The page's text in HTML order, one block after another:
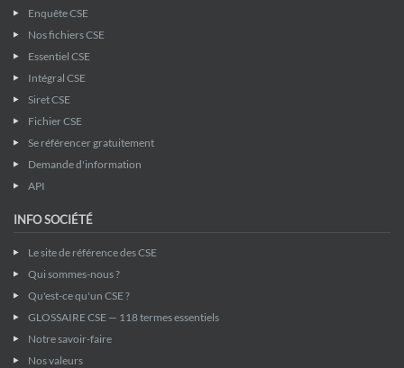
Enquête CSE
Nos fichiers CSE
Essentiel CSE
Intégral CSE
Siret CSE
Fichier CSE
Se référencer gratuitement
Demande d'information
API
INFO SOCIÉTÉ
Le site de référence des CSE
Qui sommes-nous ?
Qu'est-ce qu'un CSE ?
GLOSSAIRE CSE — 118 termes essentiels
Notre savoir-faire
Nos valeurs